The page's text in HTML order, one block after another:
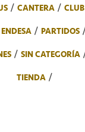
CANTERA CLUB
PARTIDOS
SIN CATEGORÍA
TIENDA